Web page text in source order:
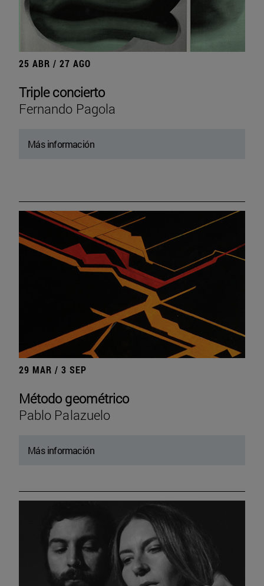
25 ABR / 27 AGO
Triple concierto
Fernando Pagola
Más información
29 MAR / 3 SEP
Método geométrico
Pablo Palazuelo
Más información